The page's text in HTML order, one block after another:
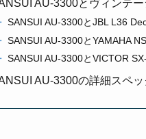
AU-3300とヴィンテ
SANSUI AU-3300とJBL L36
SANSUI AU-3300とYAMAHA
SANSUI AU-3300とVICTOR
AU-3300の詳細スペッ